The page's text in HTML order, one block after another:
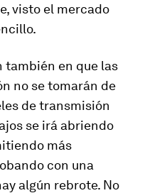
visto el mercado
también en que las
no se tomarán de
de transmisión
se irá abriendo
más
con una
algún rebrote. No